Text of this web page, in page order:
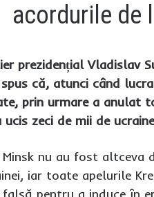
acordurile de
prezidențial
că, atunci când
prin urmare a anulat
ucis zeci de mii de
nu au fost altceva
iar toate apelurile